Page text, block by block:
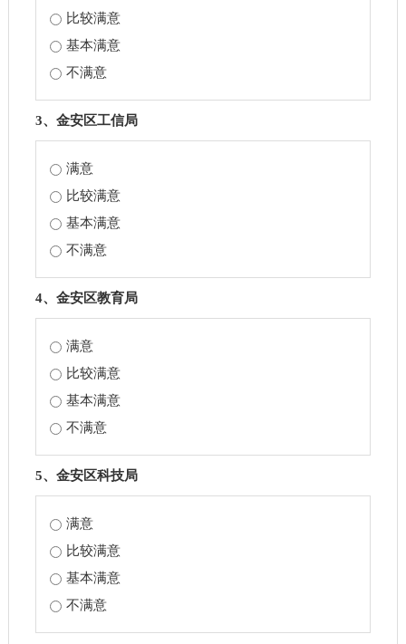
比较满意
基本满意
不满意
3、金安区工信局
满意
比较满意
基本满意
不满意
4、金安区教育局
满意
比较满意
基本满意
不满意
5、金安区科技局
满意
比较满意
基本满意
不满意